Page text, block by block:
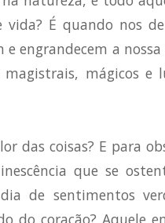
É quando nos
e engrandecem a
mágicos e
das coisas? E para
que se
de sentimentos